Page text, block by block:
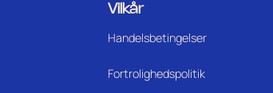
Vilkår
Handelsbetingelser
Fortrolighedspolitik